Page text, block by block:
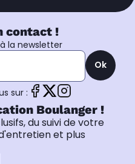
contact !
la newsletter
Ok
sur :
Boulanger !
du suivi de votre
et plus